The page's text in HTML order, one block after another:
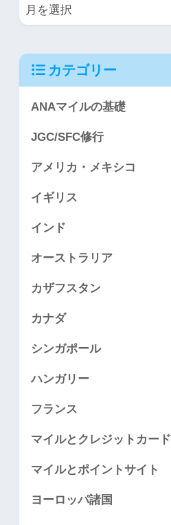
カテゴリー
ANAマイルの基礎
JGC/SFC修行
アメリカ・メキシコ
イギリス
インド
オーストラリア
カザフスタン
カナダ
シンガポール
ハンガリー
フランス
マイルとクレジットカード
マイルとポイントサイト
ヨーロッパ諸国